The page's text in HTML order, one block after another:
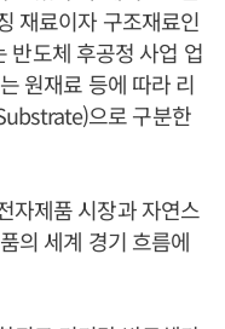
재료이자 구조재료인
반도체 후공정 사업 업
원재료 등에 따라 리
으로 구분한
자제품 시장과 자연스
의 세계 경기 흐름에